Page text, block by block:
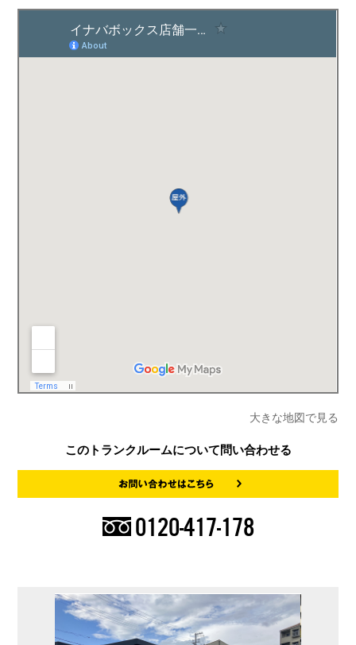
大きな地図で見る
このトランクルームについて問い合わせる
0120-417-178